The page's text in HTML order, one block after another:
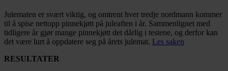
Julematen er svært viktig, og omtrent hver tredje nordmann kommer
til å spise nettopp pinnekjøtt på juleaften i år. Sammenlignet med
tidligere år gjør mange pinnekjøtt det dårlig i testene, og derfor kan
det være lurt å oppdatere seg på årets julemat. Les saken
RESULTATER